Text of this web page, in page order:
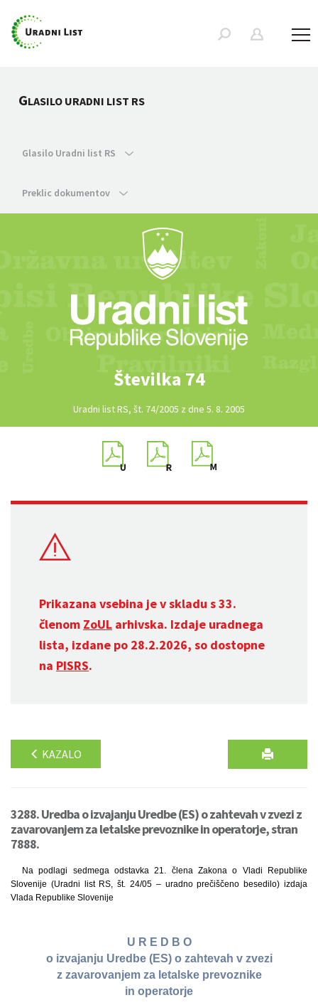
GLASILO URADNI LIST RS
Glasilo Uradni list RS
Preklic dokumentov
Številka 74
Uradni list RS, št. 74/2005 z dne 5. 8. 2005
Prikazana vsebina je v skladu s 33.
členom ZoUL arhivska. Izdaje uradnega
lista, izdane po 28.2.2026, so dostopne
na PISRS.
KAZALO
3288. Uredba o izvajanju Uredbe (ES) o zahtevah v zvezi z
zavarovanjem za letalske prevoznike in operatorje, stran
7888.
Na podlagi sedmega odstavka 21. člena Zakona o Vladi Republike
Slovenije (Uradni list RS, št. 24/05 – uradno prečiščeno besedilo) izdaja
Vlada Republike Slovenije
U R E D B O
o izvajanju Uredbe (ES) o zahtevah v zvezi
z zavarovanjem za letalske prevoznike
in operatorje